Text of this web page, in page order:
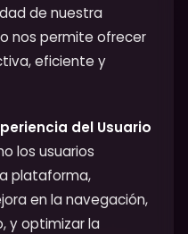
de nuestra
nos permite ofrecer
eficiente y
del Usuario
los usuarios
plataforma,
en la navegación,
y optimizar la